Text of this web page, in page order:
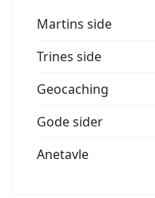
Martins side
Trines side
Geocaching
Gode sider
Anetavle